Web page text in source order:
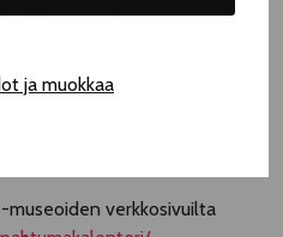
ja muokkaa
Ville Kurki.
toteuttavat ravintola Gösta,
verkkosivuilta